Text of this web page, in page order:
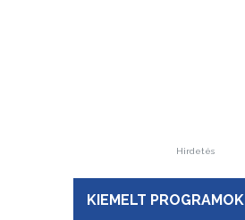
Hirdetés
KIEMELT PROGRAMOK